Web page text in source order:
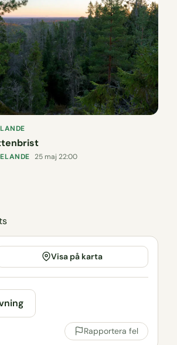
25 maj 22:00
Visa på karta
Rapportera fel